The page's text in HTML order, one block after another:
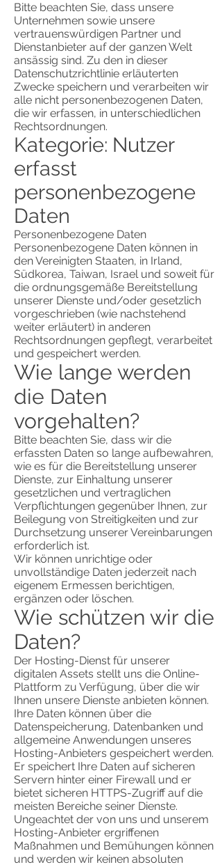
Bitte beachten Sie, dass unsere
Unternehmen sowie unsere
vertrauenswürdigen Partner und
Dienstanbieter auf der ganzen Welt
ansässig sind. Zu den in dieser
Datenschutzrichtlinie erläuterten
Zwecke speichern und verarbeiten wir
alle nicht personenbezogenen Daten,
die wir erfassen, in unterschiedlichen
Rechtsordnungen.
Kategorie: Nutzer
erfasst
personenbezogene
Daten
Personenbezogene Daten
Personenbezogene Daten können in
den Vereinigten Staaten, in Irland,
Südkorea, Taiwan, Israel und soweit für
die ordnungsgemäße Bereitstellung
unserer Dienste und/oder gesetzlich
vorgeschrieben (wie nachstehend
weiter erläutert) in anderen
Rechtsordnungen gepflegt, verarbeitet
und gespeichert werden.
Wie lange werden
die Daten
vorgehalten?
Bitte beachten Sie, dass wir die
erfassten Daten so lange aufbewahren,
wie es für die Bereitstellung unserer
Dienste, zur Einhaltung unserer
gesetzlichen und vertraglichen
Verpflichtungen gegenüber Ihnen, zur
Beilegung von Streitigkeiten und zur
Durchsetzung unserer Vereinbarungen
erforderlich ist.
Wir können unrichtige oder
unvollständige Daten jederzeit nach
eigenem Ermessen berichtigen,
ergänzen oder löschen.
Wie schützen wir die
Daten?
Der Hosting-Dienst für unserer
digitalen Assets stellt uns die Online-
Plattform zu Verfügung, über die wir
Ihnen unsere Dienste anbieten können.
Ihre Daten können über die
Datenspeicherung, Datenbanken und
allgemeine Anwendungen unseres
Hosting-Anbieters gespeichert werden.
Er speichert Ihre Daten auf sicheren
Servern hinter einer Firewall und er
bietet sicheren HTTPS-Zugriff auf die
meisten Bereiche seiner Dienste.
Ungeachtet der von uns und unserem
Hosting-Anbieter ergriffenen
Maßnahmen und Bemühungen können
und werden wir keinen absoluten